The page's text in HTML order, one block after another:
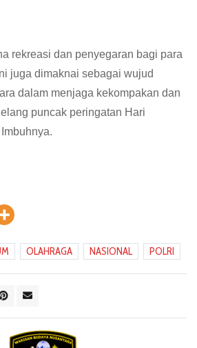
rekreasi dan penyegaran bagi para
juga dimaknai sebagai wujud
dalam menjaga kekompakan dan
puncak peringatan Hari
OLAHRAGA NASIONAL POLRI